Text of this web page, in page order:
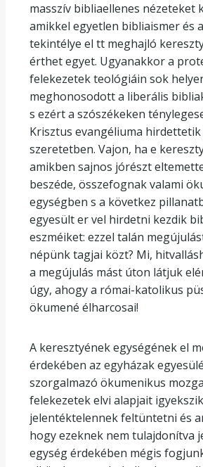
masszív bibliaellenes nézeteket
amikkel egyetlen bibliaismer és
tekintélye el tt meghajló
érthet egyet. Ugyanakkor a
felekezetek teológiáin sok
meghonosodott a liberális
s ezért a szószékeken
Krisztus evangéliuma
szeretetben. Vajon, ha e
amikben sajnos jórészt
beszéde, összefognak valami
egységben s a következ
egyesült er vel hirdetni kezdik
eszméiket: ezzel talán
népünk tagjai közt? Mi,
a megújulás mást úton látjuk
úgy, ahogy a római-katolikus
ökumené élharcosai!
A keresztyének egységének el
érdekében az egyházak
szorgalmazó ökumenikus
felekezetek elvi alapjait
jelentéktelennek feltüntetni és
hogy ezeknek nem tulajdonítva
egység érdekében mégis